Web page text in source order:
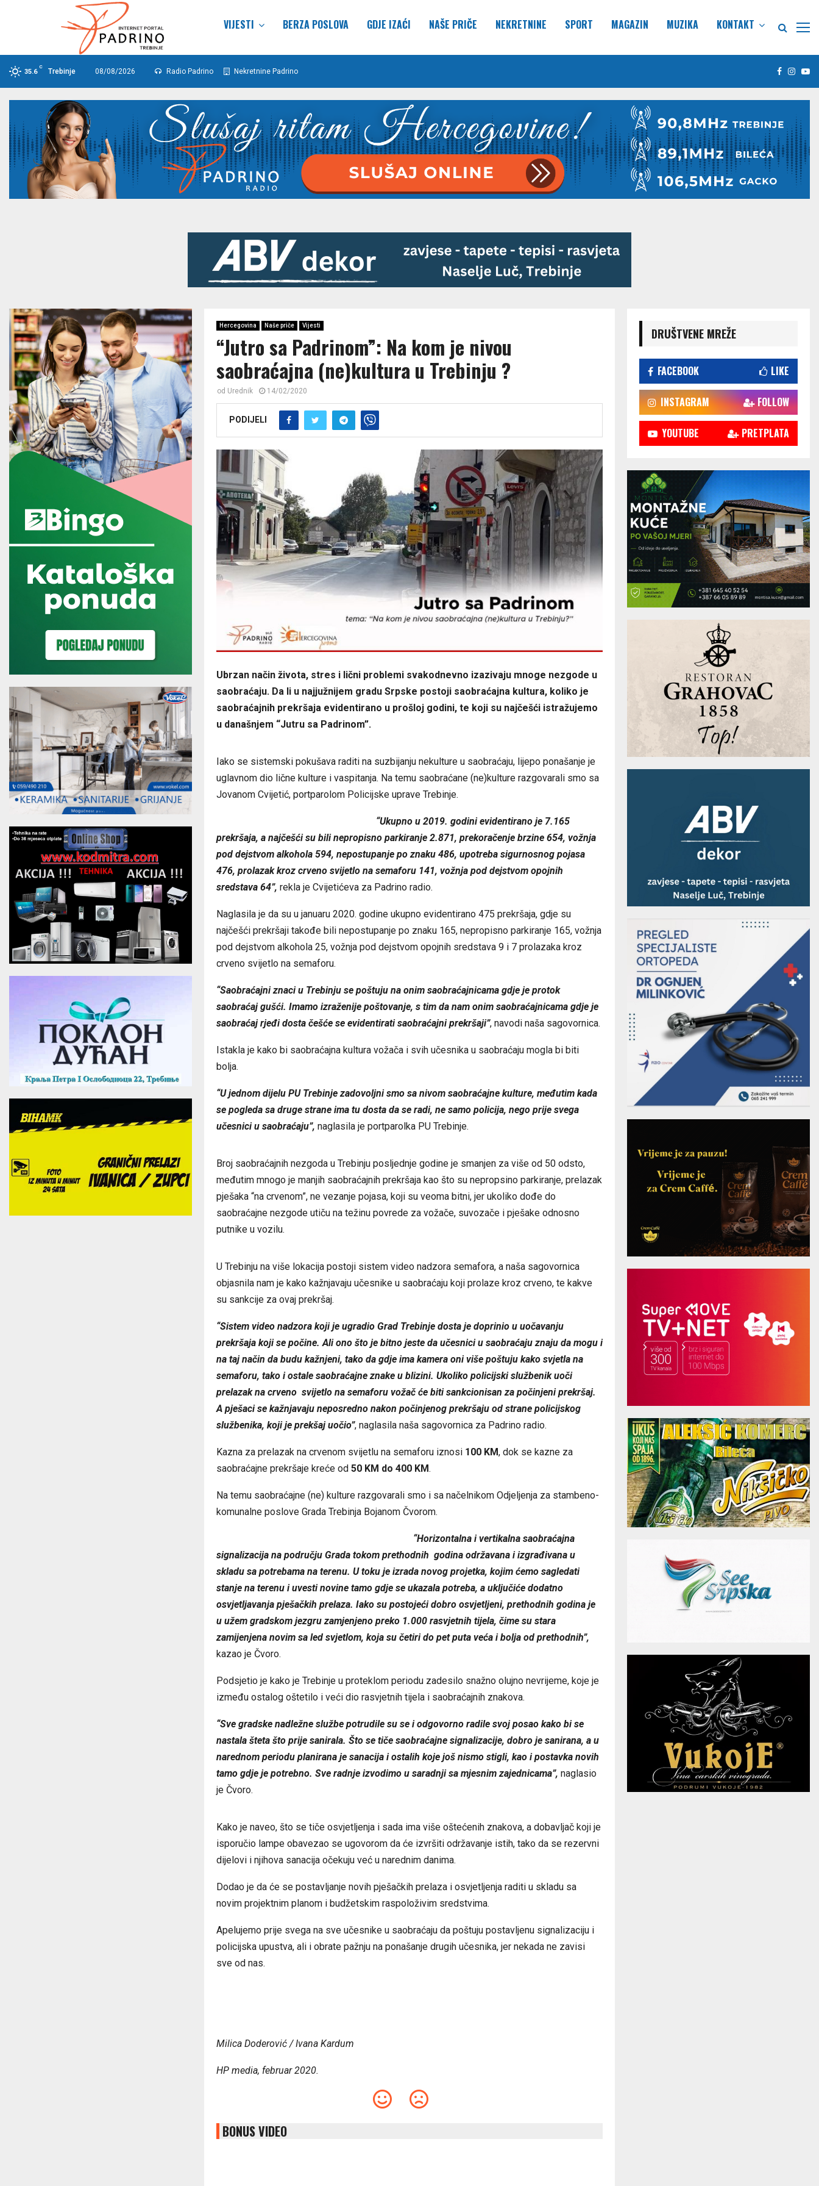
VIJESTI BERZA POSLOVA GDJE IZAĆI NAŠE PRIČE NEKRETNINE SPORT MAGAZIN MUZIKA KONTAKT
35.6
C
Trebinje 08/08/2026 Radio Padrino Nekretnine Padrino Facebook
Hercegovina Naše priče Vijesti
“Jutro sa Padrinom”: Na kom je nivou
saobraćajna (ne)kultura u Trebinju ?
od Urednik 14/02/2020
PODIJELI
Ubrzan način života, stres i lični problemi svakodnevno izazivaju mnoge nezgode u
saobraćaju. Da li u najjužnijem gradu Srpske postoji saobraćajna kultura, koliko je
saobraćajnih prekršaja evidentirano u prošloj godini, te koji su najčešći istražujemo
u današnjem “Jutru sa Padrinom”.
Iako se sistemski pokušava raditi na suzbijanju nekulture u saobraćaju, lijepo ponašanje je
uglavnom dio lične kulture i vaspitanja. Na temu saobraćane (ne)kulture razgovarali smo sa
Jovanom Cvijetić, portparolom Policijske uprave Trebinje.
“Ukupno u 2019. godini evidentirano je 7.165
prekršaja, a najčešći su bili nepropisno parkiranje 2.871, prekoračenje brzine 654, vožnja
pod dejstvom alkohola 594, nepostupanje po znaku 486, upotreba sigurnosnog pojasa
476, prolazak kroz crveno svijetlo na semaforu 141, vožnja pod dejstvom opojnih
sredstava 64”, rekla je Cvijetićeva za Padrino radio.
Naglasila je da su u januaru 2020. godine ukupno evidentirano 475 prekršaja, gdje su
najčešći prekršaji takođe bili nepostupanje po znaku 165, nepropisno parkiranje 165, vožnja
pod dejstvom alkohola 25, vožnja pod dejstvom opojnih sredstava 9 i 7 prolazaka kroz
crveno svijetlo na semaforu.
“Saobraćajni znaci u Trebinju se poštuju na onim saobraćajnicama gdje je protok
saobraćaj gušći. Imamo izraženije poštovanje, s tim da nam onim saobraćajnicama gdje je
saobraćaj rjeđi dosta češće se evidentirati saobraćajni prekršaji”, navodi naša sagovornica.
Istakla je kako bi saobraćajna kultura vožača i svih učesnika u saobraćaju mogla bi biti
bolja.
“U jednom dijelu PU Trebinje zadovoljni smo sa nivom saobraćajne kulture, međutim kada
se pogleda sa druge strane ima tu dosta da se radi, ne samo policija, nego prije svega
učesnici u saobraćaju”, naglasila je portparolka PU Trebinje.
Broj saobraćajnih nezgoda u Trebinju posljednje godine je smanjen za više od 50 odsto,
međutim mnogo je manjih saobraćajnih prekršaja kao što su nepropsino parkiranje, prelazak
pješaka “na crvenom”, ne vezanje pojasa, koji su veoma bitni, jer ukoliko dođe do
saobraćajne nezgode utiču na težinu povrede za vožače, suvozače i pješake odnosno
putnike u vozilu.
U Trebinju na više lokacija postoji sistem video nadzora semafora, a naša sagovornica
objasnila nam je kako kažnjavaju učesnike u saobraćaju koji prolaze kroz crveno, te kakve
su sankcije za ovaj prekršaj.
“Sistem video nadzora koji je ugradio Grad Trebinje dosta je doprinio u uočavanju
prekršaja koji se počine. Ali ono što je bitno jeste da učesnici u saobraćaju znaju da mogu i
na taj način da budu kažnjeni, tako da gdje ima kamera oni više poštuju kako svjetla na
semaforu, tako i ostale saobraćajne znake u blizini. Ukoliko policijski službenik uoči
prelazak na crveno svijetlo na semaforu vožač će biti sankcionisan za počinjeni prekršaj.
A pješaci se kažnjavaju neposredno nakon počinjenog prekršaju od strane policijskog
službenika, koji je prekšaj uočio”, naglasila naša sagovornica za Padrino radio.
Kazna za prelazak na crvenom svijetlu na semaforu iznosi 100 KM, dok se kazne za
saobraćajne prekršaje kreće od 50 KM do 400 KM.
Na temu saobraćajne (ne) kulture razgovarali smo i sa načelnikom Odjeljenja za stambeno-
komunalne poslove Grada Trebinja Bojanom Čvorom.
“Horizontalna i vertikalna saobraćajna
signalizacija na području Grada tokom prethodnih godina održavana i izgrađivana u
skladu sa potrebama na terenu. U toku je izrada novog projetka, kojim ćemo sagledati
stanje na terenu i uvesti novine tamo gdje se ukazala potreba, a uključiće dodatno
osvjetljavanja pješačkih prelaza. Iako su postojeći dobro osvjetljeni, prethodnih godina je
u užem gradskom jezgru zamjenjeno preko 1.000 rasvjetnih tijela, čime su stara
zamijenjena novim sa led svjetlom, koja su četiri do pet puta veća i bolja od prethodnih”,
kazao je Čvoro.
Podsjetio je kako je Trebinje u proteklom periodu zadesilo snažno olujno nevrijeme, koje je
između ostalog oštetilo i veći dio rasvjetnih tijela i saobraćajnih znakova.
“Sve gradske nadležne službe potrudile su se i odgovorno radile svoj posao kako bi se
nastala šteta što prije sanirala. Što se tiče saobraćajne signalizacije, dobro je sanirana, a u
narednom periodu planirana je sanacija i ostalih koje još nismo stigli, kao i postavka novih
tamo gdje je potrebno. Sve radnje izvodimo u saradnji sa mjesnim zajednicama”, naglasio
je Čvoro.
Kako je naveo, što se tiče osvjetljenja i sada ima više oštećenih znakova, a dobavljač koji je
isporučio lampe obavezao se ugovorom da će izvršiti održavanje istih, tako da se rezervni
dijelovi i njihova sanacija očekuju već u narednim danima.
Dodao je da će se postavljanje novih pješačkih prelaza i osvjetljenja raditi u skladu sa
novim projektnim planom i budžetskim raspoloživim sredstvima.
Apelujemo prije svega na sve učesnike u saobraćaju da poštuju postavljenu signalizaciju i
policijska upustva, ali i obrate pažnju na ponašanje drugih učesnika, jer nekada ne zavisi
sve od nas.
Milica Doderović / Ivana Kardum
HP media, februar 2020.
BONUS VIDEO
DRUŠTVENE MREŽE
FACEBOOK LIKE
INSTAGRAM FOLLOW
YOUTUBE PRETPLATA